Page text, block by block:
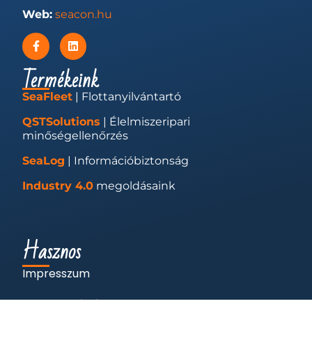
Web: seacon.hu
Termékeink
SeaFleet | Flottanyilvántartó
QSTSolutions | Élelmiszeripari
minőségellenőrzés
SeaLog | Információbiztonság
Industry 4.0 megoldásaink
Hasznos
Impresszum
Adatkezelés és cookie-k